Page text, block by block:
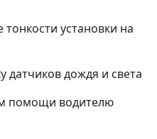
установки на
датчиков дождя и света
помощи водителю